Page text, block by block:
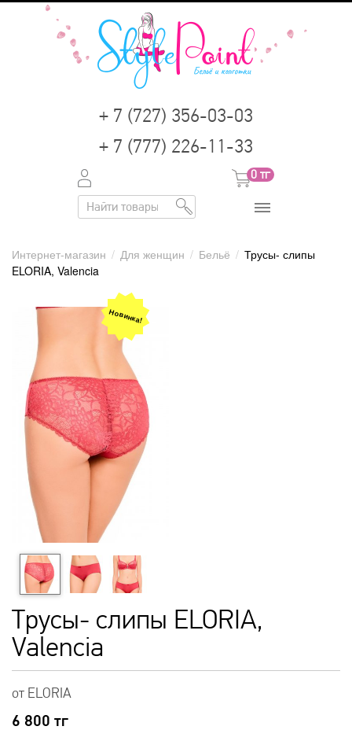
+ 7 (727) 356-03-03
+ 7 (777) 226-11-33
0 тг
Интернет-магазин / Для женщин / Бельё / Трусы- слипы
ELORIA, Valencia
Новинка!
Трусы- слипы ELORIA,
Valencia
от ELORIA
6 800 тг